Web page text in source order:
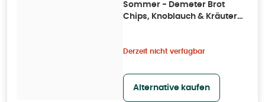
Sommer - Demeter Brot
Chips, Knoblauch & Kräuter
Derzeit nicht verfügbar
Alternative kaufen